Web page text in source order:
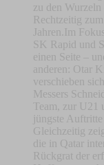
zu den
Rechtzeitig
Jahren.Im
SK Rapid und
einen Seite –
anderen: Otar
verschieben
Messers
Team, zur U21
jüngste Auftritte
Gleichzeitig
die in Qatar
Rückgrat der